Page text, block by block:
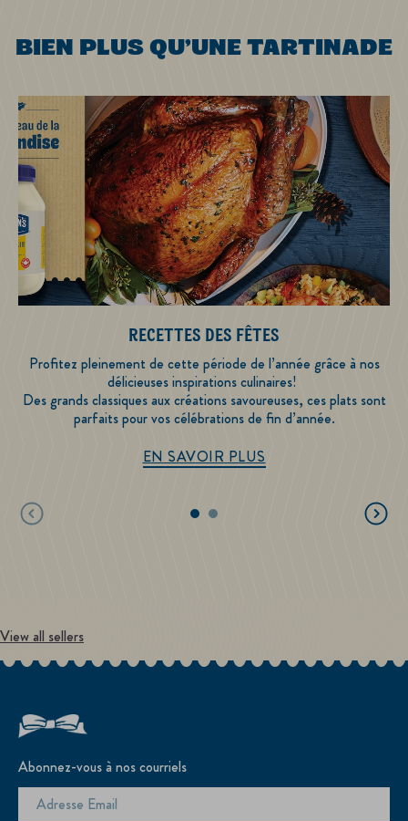
BIEN PLUS QU’UNE TARTINADE
RECETTES DES FÊTES
Profitez pleinement de cette période de l’année grâce à nos
délicieuses inspirations culinaires!
Des grands classiques aux créations savoureuses, ces plats sont
parfaits pour vos célébrations de fin d’année.
EN SAVOIR PLUS
View all sellers
Abonnez-vous à nos courriels